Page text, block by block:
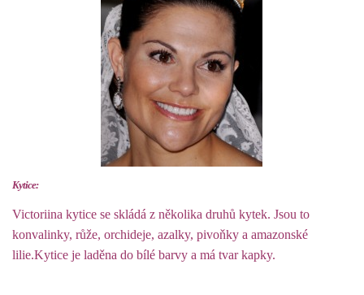
Kytice:
Victoriina kytice se skládá z několika druhů kytek. Jsou to
konvalinky, růže, orchideje, azalky, pivoňky a amazonské
lilie.Kytice je laděna do bílé barvy a má tvar kapky.